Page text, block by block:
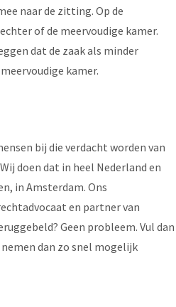
naar de zitting. Op de
of de meervoudige kamer.
dat de zaak als minder
kamer.
bij die verdacht worden van
doen dat in heel Nederland en
in Amsterdam. Ons
en partner van
Geen probleem. Vul dan
dan zo snel mogelijk